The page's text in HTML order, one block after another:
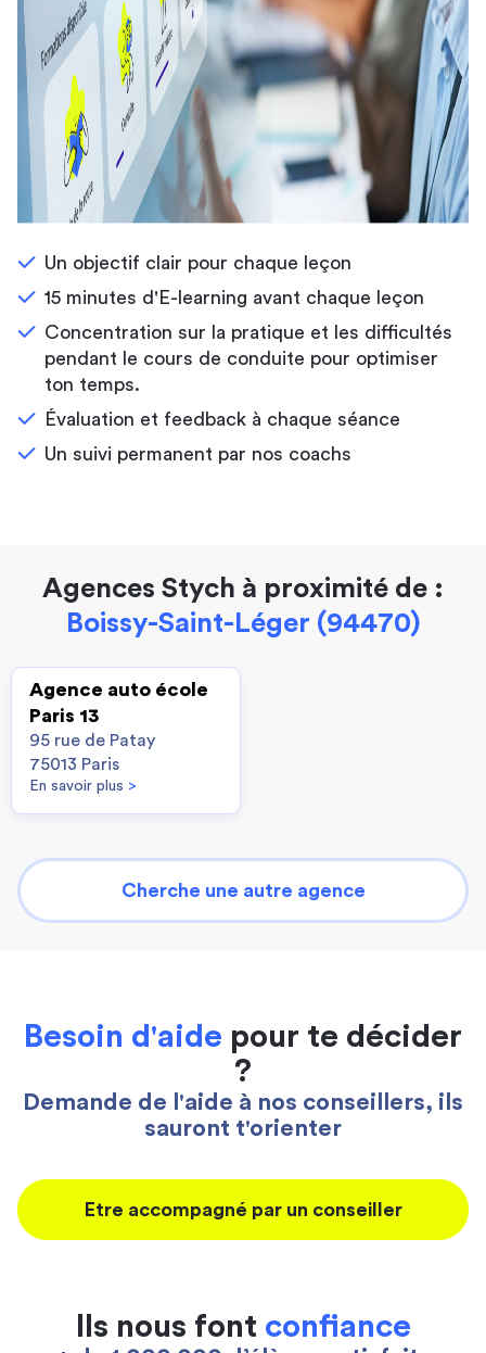
Un objectif clair pour chaque leçon
15 minutes d'E-learning avant chaque leçon
Concentration sur la pratique et les difficultés
pendant le cours de conduite pour optimiser
ton temps.
Évaluation et feedback à chaque séance
Un suivi permanent par nos coachs
Agences Stych à proximité de :
Boissy-Saint-Léger (94470)
Agence auto école
Paris 13
95 rue de Patay
75013 Paris
En savoir plus >
Cherche une autre agence
Besoin d'aide pour te décider
?
Demande de l'aide à nos conseillers, ils
sauront t'orienter
Etre accompagné par un conseiller
Ils nous font confiance